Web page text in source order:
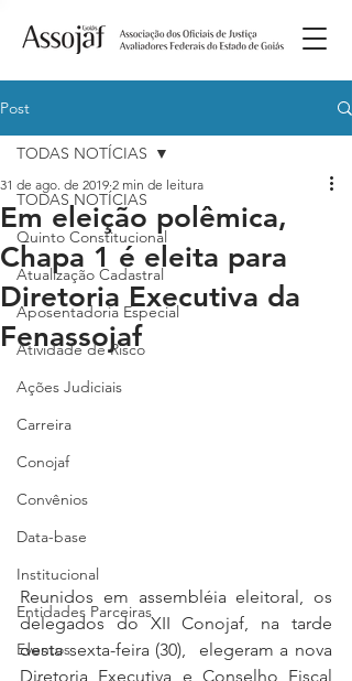
Post
TODAS NOTÍCIAS
Quinto Constitucional
Atualização Cadastral
Aposentadoria Especial
Atividade de Risco
Ações Judiciais
Carreira
Conojaf
Convênios
Data-base
Institucional
Entidades Parceiras
Eventos
TODAS NOTÍCIAS
Em eleição polêmica,
Chapa 1 é eleita para
Diretoria Executiva da
Fenassojaf
31 de ago. de 2019 2 min de leitura
Reunidos em assembléia eleitoral, os
delegados do XII Conojaf, na tarde
desta sexta-feira (30),  elegeram a nova
Diretoria Executiva e Conselho Fiscal